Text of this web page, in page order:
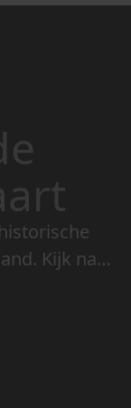
Kijk naar